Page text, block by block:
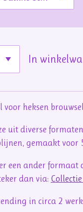
In
voor heksen
uit diverse
gemaakt voor
een ander formaat
dan via:
in circa 2